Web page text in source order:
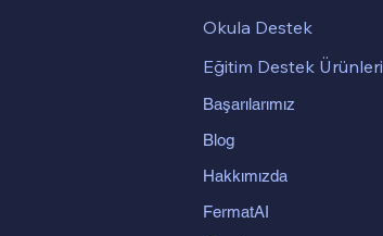
Okula Destek
Eğitim Destek Ürünleri
Başarılarımız
Blog
Hakkımızda
FermatAI